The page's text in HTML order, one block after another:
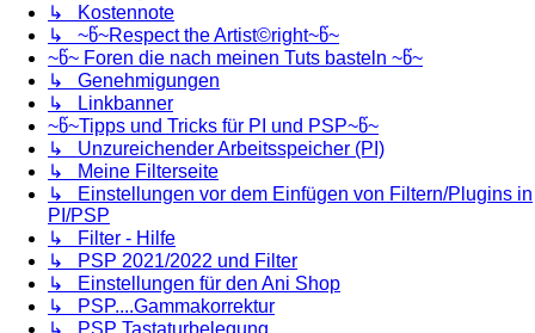
↳ Kostennote
↳ ~წ~Respect the Artist©right~წ~
~წ~ Foren die nach meinen Tuts basteln ~წ~
↳ Genehmigungen
↳ Linkbanner
~წ~Tipps und Tricks für PI und PSP~წ~
↳ Unzureichender Arbeitsspeicher (PI)
↳ Meine Filterseite
↳ Einstellungen vor dem Einfügen von Filtern/Plugins in
PI/PSP
↳ Filter - Hilfe
↳ PSP 2021/2022 und Filter
↳ Einstellungen für den Ani Shop
↳ PSP....Gammakorrektur
↳ PSP Tastaturbelegung